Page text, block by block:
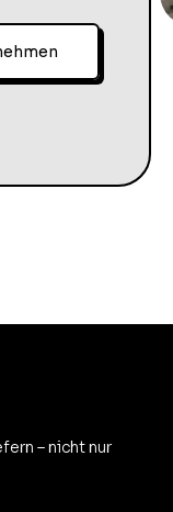
– nicht nur